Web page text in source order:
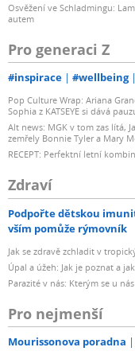
Osvěžení ve Schladmingu:
autem
Pro generaci Z
#inspirace #wellbeing
Pop Culture Wrap: Ariana
Sophia z KATSEYE si dává
Alt news: MGK v tom zas lítá,
zemřely Bonnie Tyler a Mary
RECEPT: Perfektní letní
Zdraví
Podpořte dětskou
vším pomůže rýmovník
Jak se zdravě zchladit v
Úpal a úžeh: Jak je poznat a
Parazité v nás: Kterým se u
Pro nejmenší
Mourissonova poradna